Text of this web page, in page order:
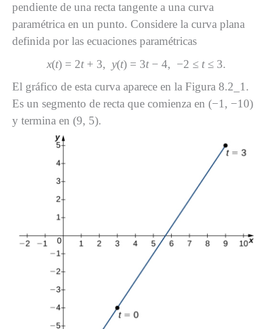
pendiente de una recta tangente a una curva
paramétrica en un punto. Considere la curva plana
definida por las ecuaciones paramétricas
x(t) = 2t+ 3, y(t) = 3t− 4, −2 ≤ t≤ 3.
El gráfico de esta curva aparece en la Figura 8.2_1.
Es un segmento de recta que comienza en (−1, −10)
y termina en (9, 5).